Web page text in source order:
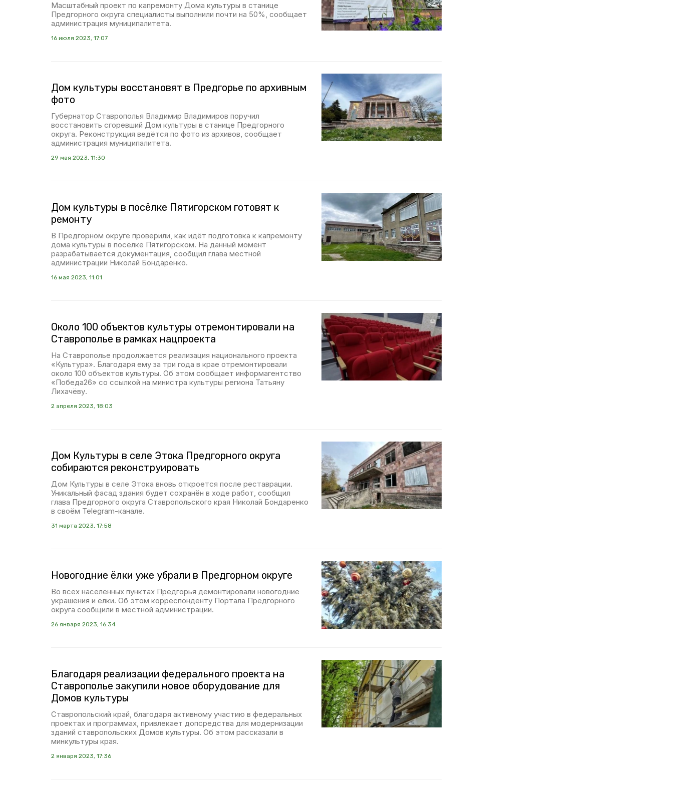
Масштабный проект по капремонту Дома культуры в станице
Предгорного округа специалисты выполнили почти на 50%, сообщает
администрация муниципалитета.
16 июля 2023, 17:07
Дом культуры восстановят в Предгорье по архивным
фото
Губернатор Ставрополья Владимир Владимиров поручил
восстановить сгоревший Дом культуры в станице Предгорного
округа. Реконструкция ведётся по фото из архивов, сообщает
администрация муниципалитета.
29 мая 2023, 11:30
Дом культуры в посёлке Пятигорском готовят к
ремонту
В Предгорном округе проверили, как идёт подготовка к капремонту
дома культуры в посёлке Пятигорском. На данный момент
разрабатывается документация, сообщил глава местной
администрации Николай Бондаренко.
16 мая 2023, 11:01
Около 100 объектов культуры отремонтировали на
Ставрополье в рамках нацпроекта
На Ставрополье продолжается реализация национального проекта
«Культура». Благодаря ему за три года в крае отремонтировали
около 100 объектов культуры. Об этом сообщает информагентство
«Победа26» со ссылкой на министра культуры региона Татьяну
Лихачёву.
2 апреля 2023, 18:03
Дом Культуры в селе Этока Предгорного округа
собираются реконструировать
Дом Культуры в селе Этока вновь откроется после реставрации.
Уникальный фасад здания будет сохранён в ходе работ, сообщил
глава Предгорного округа Ставропольского края Николай Бондаренко
в своём Telegram-канале.
31 марта 2023, 17:58
Новогодние ёлки уже убрали в Предгорном округе
Во всех населённых пунктах Предгорья демонтировали новогодние
украшения и ёлки. Об этом корреспонденту Портала Предгорного
округа сообщили в местной администрации.
26 января 2023, 16:34
Благодаря реализации федерального проекта на
Ставрополье закупили новое оборудование для
Домов культуры
Ставропольский край, благодаря активному участию в федеральных
проектах и программах, привлекает допсредства для модернизации
зданий ставропольских Домов культуры. Об этом рассказали в
минкультуры края.
2 января 2023, 17:36